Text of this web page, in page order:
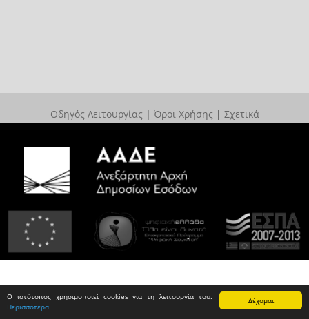
Δέχομαι
Ο ιστότοπος χρησιμοποιεί cookies για τη λειτουργία του.
Περισσότερα
Οδηγός Λειτουργίας | Όροι Χρήσης | Σχετικά